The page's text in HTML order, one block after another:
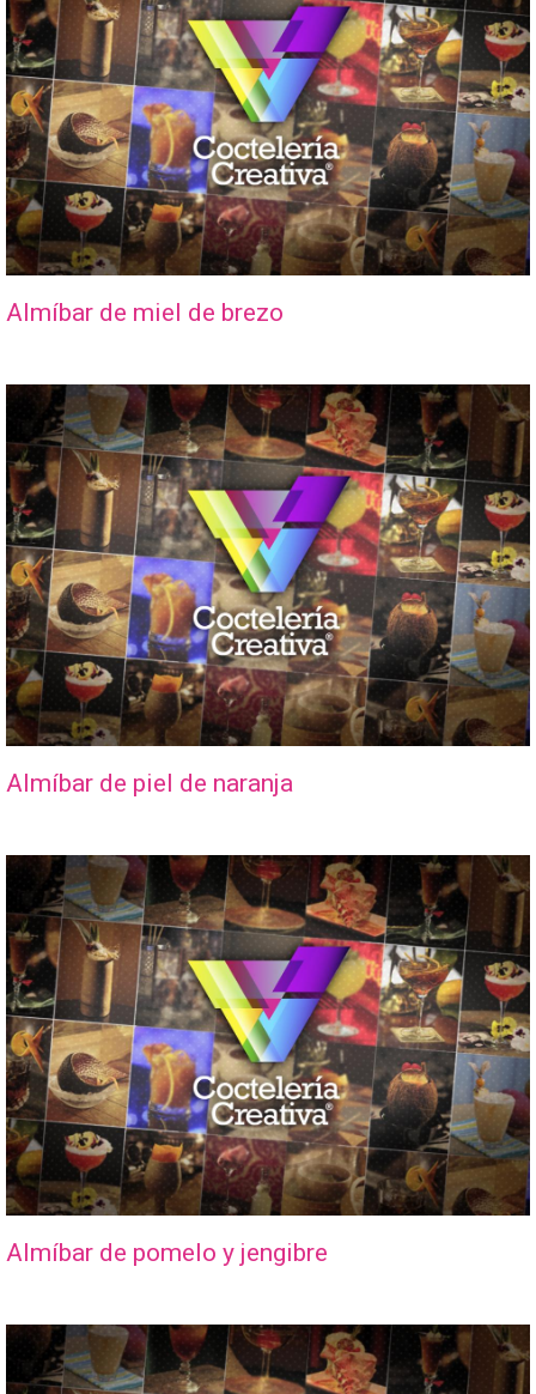
Almíbar de miel de brezo
Almíbar de piel de naranja
Almíbar de pomelo y jengibre